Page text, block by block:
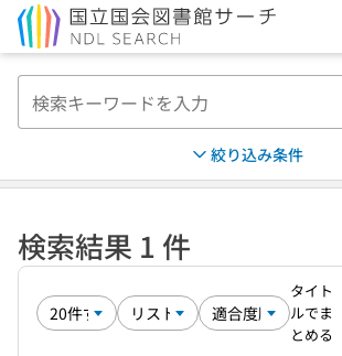
絞り込み条件
検索結果 1 件
タイト
ルでま
とめる